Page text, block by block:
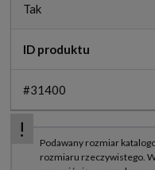
Tak
ID produktu
#31400